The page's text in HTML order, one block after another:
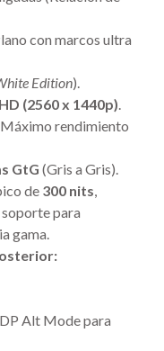
con marcos ultra
Edition).
(2560 x 1440p).
rendimiento
GtG (Gris a Gris).
de 300 nits,
para
gama.
Alt Mode para